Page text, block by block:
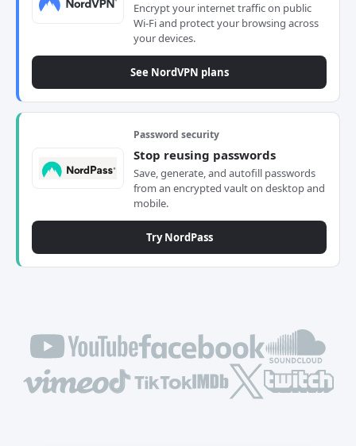
Encrypt your internet traffic on public
Wi-Fi and protect your browsing across
your devices.
See NordVPN plans
Password security
Stop reusing passwords
Save, generate, and autofill passwords
from an encrypted vault on desktop and
mobile.
Try NordPass